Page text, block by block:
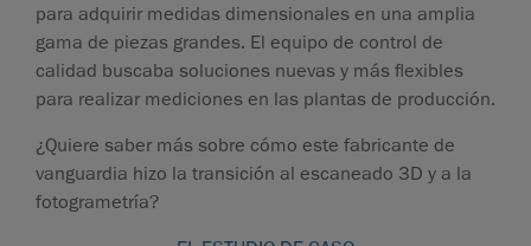
para adquirir medidas dimensionales en una amplia
gama de piezas grandes. El equipo de control de
calidad buscaba soluciones nuevas y más flexibles
para realizar mediciones en las plantas de producción.
¿Quiere saber más sobre cómo este fabricante de
vanguardia hizo la transición al escaneado 3D y a la
fotogrametría?